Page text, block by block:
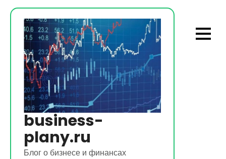
Перейти
содержимому
business-
plany.ru
Блог о бизнесе и финансах